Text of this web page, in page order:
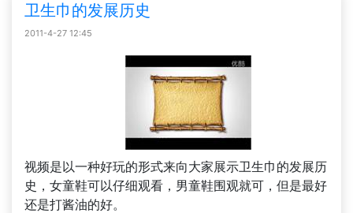
卫生巾的发展历史
2011-4-27 12:45
视频是以一种好玩的形式来向大家展示卫生巾的发展历
史，女童鞋可以仔细观看，男童鞋围观就可，但是最好
还是打酱油的好。